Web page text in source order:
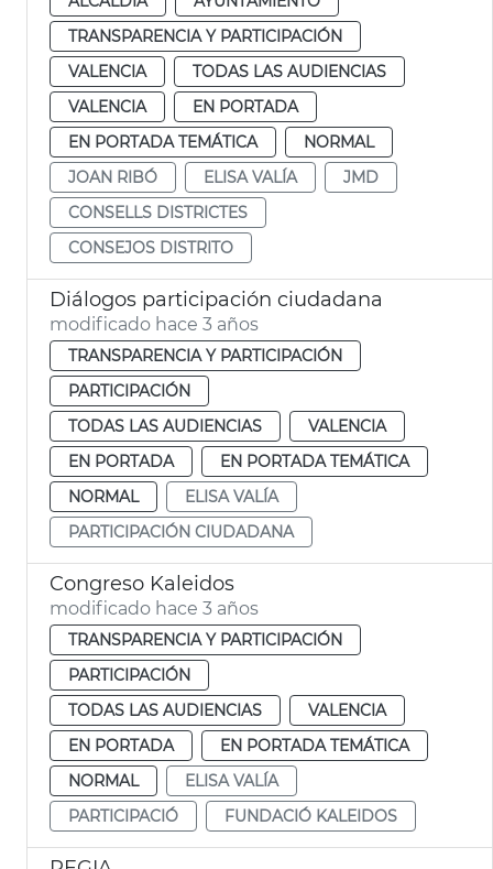
TRANSPARENCIA Y PARTICIPACIÓN
VALENCIA
TODAS LAS AUDIENCIAS
VALENCIA
EN PORTADA
EN PORTADA TEMÁTICA
NORMAL
JOAN RIBÓ
ELISA VALÍA
JMD
CONSELLS DISTRICTES
CONSEJOS DISTRITO
Diálogos participación ciudadana
modificado hace 3 años
TRANSPARENCIA Y PARTICIPACIÓN
PARTICIPACIÓN
TODAS LAS AUDIENCIAS
VALENCIA
EN PORTADA
EN PORTADA TEMÁTICA
NORMAL
ELISA VALÍA
PARTICIPACIÓN CIUDADANA
Congreso Kaleidos
modificado hace 3 años
TRANSPARENCIA Y PARTICIPACIÓN
PARTICIPACIÓN
TODAS LAS AUDIENCIAS
VALENCIA
EN PORTADA
EN PORTADA TEMÁTICA
NORMAL
ELISA VALÍA
PARTICIPACIÓ
FUNDACIÓ KALEIDOS